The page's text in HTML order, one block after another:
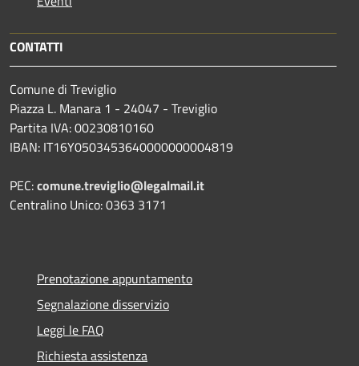
CONTATTI
Comune di Treviglio
Piazza L. Manara 1 - 24047 - Treviglio
Partita IVA: 00230810160
IBAN: IT16Y0503453640000000004819
PEC:comune.treviglio@legalmail.it
Centralino Unico: 0363 3171
Prenotazione appuntamento
Segnalazione disservizio
Leggi le FAQ
Richiesta assistenza